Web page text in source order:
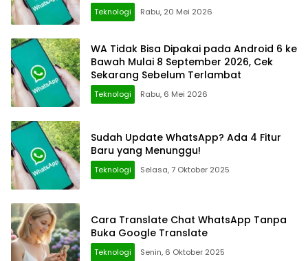
Teknologi Rabu, 20 Mei 2026
WA Tidak Bisa Dipakai pada Android 6 ke
Bawah Mulai 8 September 2026, Cek
Sekarang Sebelum Terlambat
Teknologi Rabu, 6 Mei 2026
Sudah Update WhatsApp? Ada 4 Fitur
Baru yang Menunggu!
Teknologi Selasa, 7 Oktober 2025
Cara Translate Chat WhatsApp Tanpa
Buka Google Translate
Teknologi Senin, 6 Oktober 2025